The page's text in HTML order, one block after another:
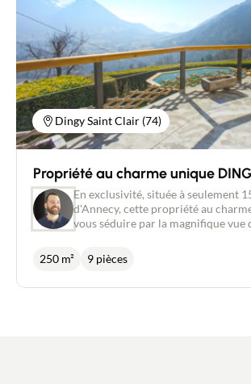
Il est possible d'y établir sa
de louer un voire deux
fiscalité avantageuse, nos
acquéreur.
Dingy Saint Clair (74)
Propriété au charme unique
En exclusivité, située à seulement
d'Annecy, cette propriété au
vous séduire par la magnifique vue
calme absolu et d'une proximité
cette demeure d'environ 400m²
250 m² 9 pièces